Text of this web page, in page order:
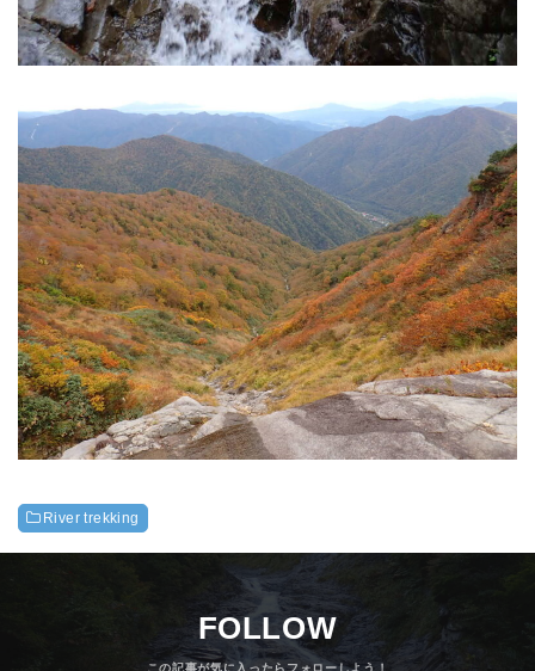
River trekking
FOLLOW